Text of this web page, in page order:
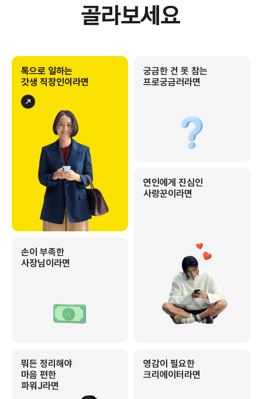
골라보세요
톡으로 일하는
갓생 직장인이라면
궁금한 건 못 참는
프로궁금러라면
손이 부족한
사장님이라면
연인에게 진심인
사랑꾼이라면
뭐든 정리해야
마음 편한
파워J라면
영감이 필요한
크리에이터라면